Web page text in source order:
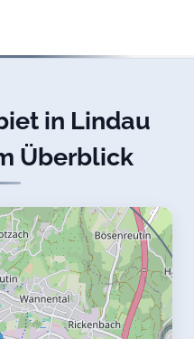
in Lindau
Überblick